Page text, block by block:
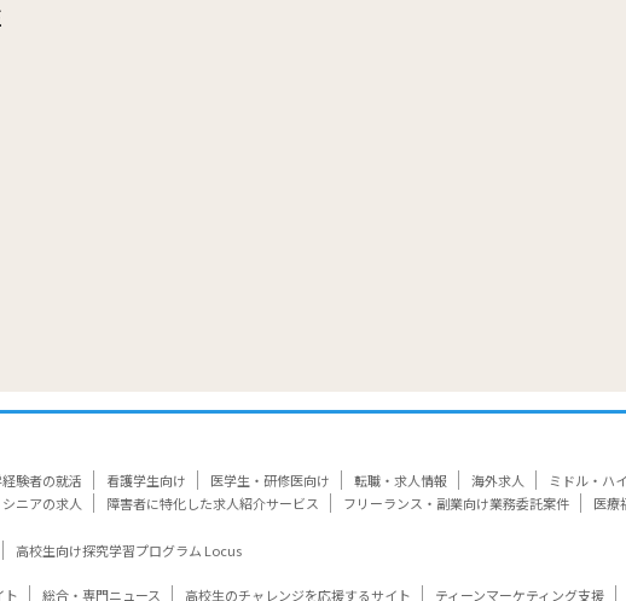
験者の就活 看護学生向け 医学生・研修医向け 転職・求人情報 海外求人 ミドル・ハ
ニアの求人 障害者に特化した求人紹介サービス フリーランス・副業向け業務委託案件 医療
高校生向け探究学習プログラム Locus
ト 総合・専門ニュース 高校生のチャレンジを応援するサイト ティーンマーケティング支援